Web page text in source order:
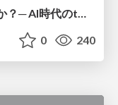
AIは、人間らしい仕事の夢を見るか？─ AI時代のtoB/toEプロダクトを再設計する
0 240